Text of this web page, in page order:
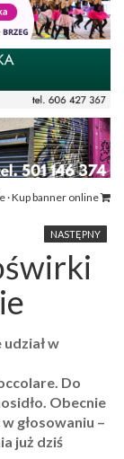
· Kup banner online
NASTĘPNY
w
Do
Obecnie
głosowaniu –
już dziś